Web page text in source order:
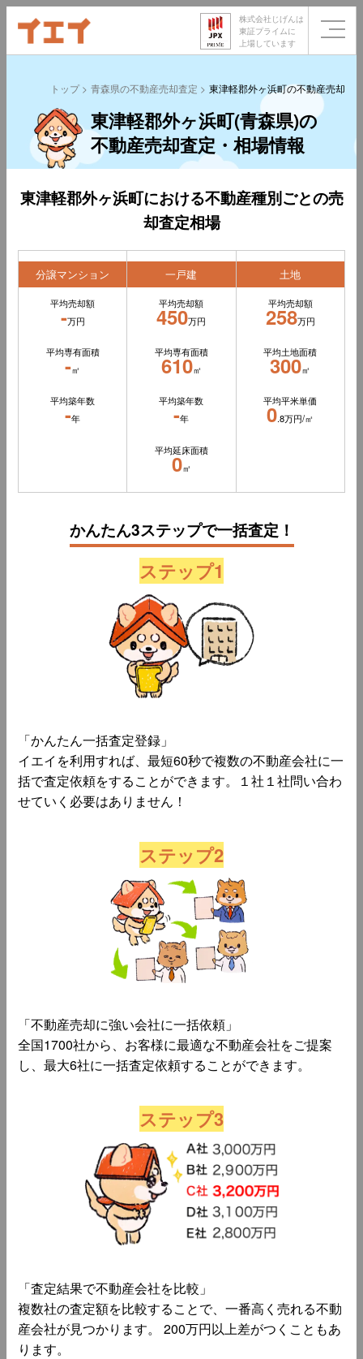
株式会社じげんは
東証プライムに
上場しています
トップ 青森県の不動産売却査定 東津軽郡外ヶ浜町の不動産売却査
東津軽郡外ヶ浜町(青森県)の
不動産売却査定・相場情報
東津軽郡外ヶ浜町における不動産種別ごとの売
却査定相場
分譲マンション
平均売却額
-万円
平均専有面積
-㎡
平均築年数
-年
一戸建
平均売却額
450万円
平均専有面積
610㎡
平均築年数
-年
平均延床面積
0㎡
土地
平均売却額
258万円
平均土地面積
300㎡
平均平米単価
0.8万円/㎡
かんたん3ステップで一括査定！
ステップ1
「かんたん一括査定登録」
イエイを利用すれば、最短60秒で複数の不動産会社に一
括で査定依頼をすることができます。１社１社問い合わ
せていく必要はありません！
ステップ2
「不動産売却に強い会社に一括依頼」
全国1700社から、お客様に最適な不動産会社をご提案
し、最大6社に一括査定依頼することができます。
ステップ3
「査定結果で不動産会社を比較」
複数社の査定額を比較することで、一番高く売れる不動
産会社が見つかります。 200万円以上差がつくこともあ
ります。